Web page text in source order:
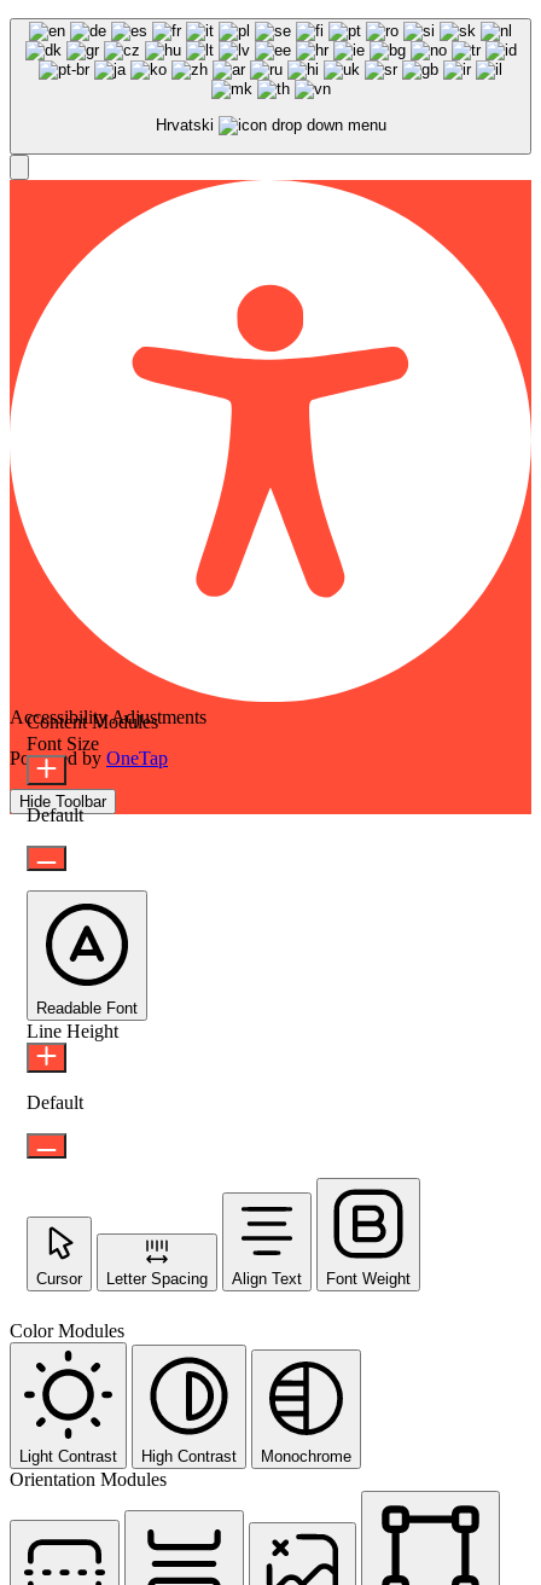
Hrvatski
Accessibility Adjustments
Powered by OneTap
Hide Toolbar
Content Modules
Font Size
Default
Readable Font
Line Height
Default
Cursor Letter Spacing Align Text Font Weight
Color Modules
Light Contrast High Contrast Monochrome
Orientation Modules